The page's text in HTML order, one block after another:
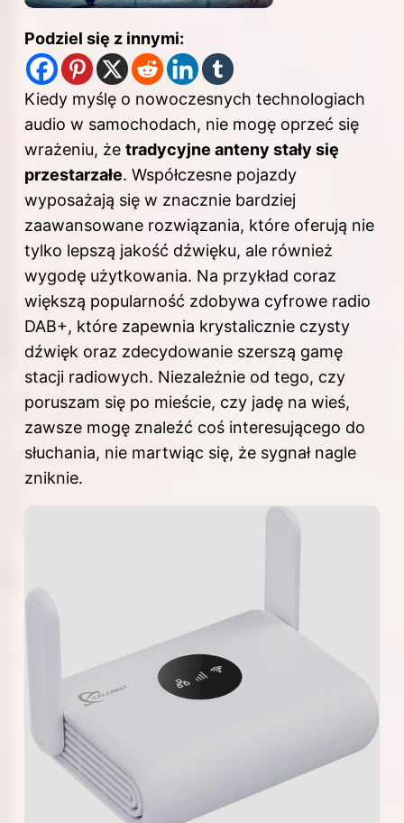
Podziel się z innymi:
Kiedy myślę o nowoczesnych technologiach
audio w samochodach, nie mogę oprzeć się
wrażeniu, że tradycyjne anteny stały się
przestarzałe. Współczesne pojazdy
wyposażają się w znacznie bardziej
zaawansowane rozwiązania, które oferują nie
tylko lepszą jakość dźwięku, ale również
wygodę użytkowania. Na przykład coraz
większą popularność zdobywa cyfrowe radio
DAB+, które zapewnia krystalicznie czysty
dźwięk oraz zdecydowanie szerszą gamę
stacji radiowych. Niezależnie od tego, czy
poruszam się po mieście, czy jadę na wieś,
zawsze mogę znaleźć coś interesującego do
słuchania, nie martwiąc się, że sygnał nagle
zniknie.